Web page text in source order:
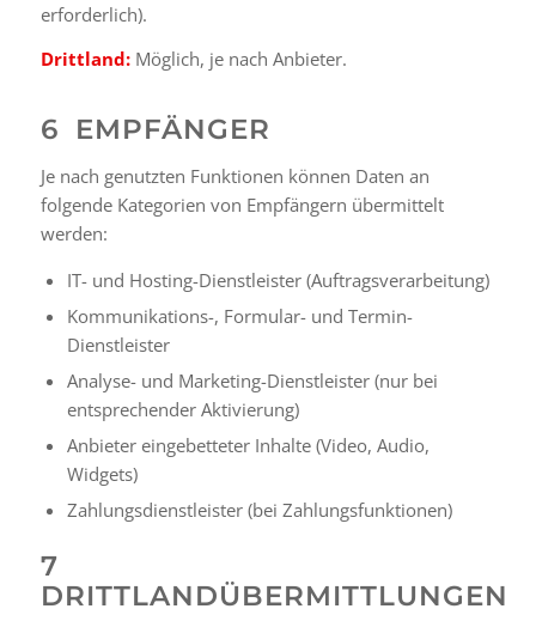
erforderlich).
Drittland: Möglich, je nach Anbieter.
6 EMPFÄNGER
Je nach genutzten Funktionen können Daten an
folgende Kategorien von Empfängern übermittelt
werden:
IT- und Hosting-Dienstleister (Auftragsverarbeitung)
Kommunikations-, Formular- und Termin-
Dienstleister
Analyse- und Marketing-Dienstleister (nur bei
entsprechender Aktivierung)
Anbieter eingebetteter Inhalte (Video, Audio,
Widgets)
Zahlungsdienstleister (bei Zahlungsfunktionen)
7
DRITTLANDÜBERMITTLUNGEN